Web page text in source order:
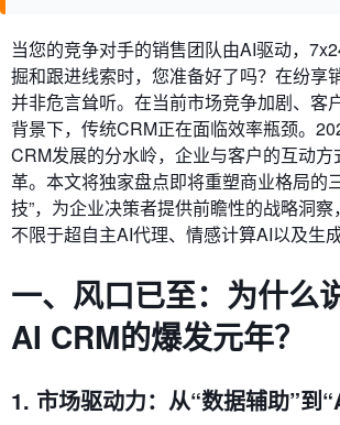
当您的竞争对手的销售团队由AI驱动，
掘和跟进线索时，您准备好了吗？在纷享
并非危言耸听。在当前市场竞争加剧、客
背景下，传统CRM正在面临效率瓶颈。
CRM发展的分水岭，企业与客户的互动方
革。本文将独家盘点即将重塑商业格局的
技”，为企业决策者提供前瞻性的战略洞
不限于超自主AI代理、情感计算AI以及生成
一、风口已至：为什么
AI CRM的爆发元年？
1. 市场驱动力：从“数据辅助”到